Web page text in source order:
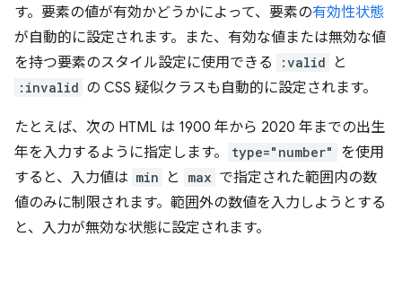
す。要素の値が有効かどうかによって、要素の有効性状態
が自動的に設定されます。また、有効な値または無効な値
を持つ要素のスタイル設定に使用できる
:valid と
:invalid の CSS 疑似クラスも自動的に設定されます。
たとえば、次の HTML は 1900 年から 2020 年までの出生
年を入力するように指定します。
type="number"
を使用
すると、入力値は min と max で指定された範囲内の数
値のみに制限されます。範囲外の数値を入力しようとする
と、入力が無効な状態に設定されます。